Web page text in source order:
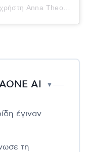
AI ▼
έγιναν
τη